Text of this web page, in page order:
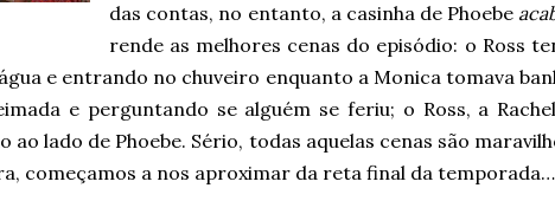
das contas, no entanto, a casinha de Phoebe
rende as melhores cenas do episódio: o Ross
e entrando no chuveiro enquanto a Monica tomava
e perguntando se alguém se feriu; o Ross, a
ao lado de Phoebe. Sério, todas aquelas cenas são
começamos a nos aproximar da reta final da temporada…